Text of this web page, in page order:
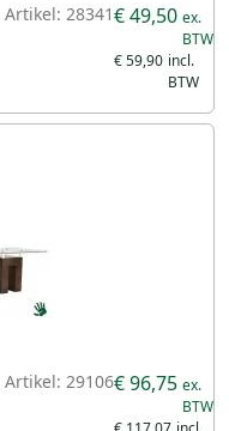
Artikel: 28341
€ 59,90
€ 49,50
Artikel: 29106€ 96,75